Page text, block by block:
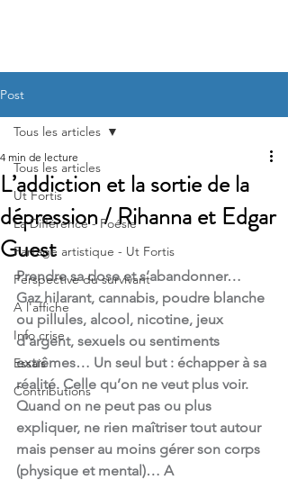
Post
Tous les articles
Ut Fortis
La Différence - Poésie
Partage artistique - Ut Fortis
Perspective du survivant
A l'affiche
Info crise
Essais
Contributions
Tous les articles
L’addiction et la sortie de la
dépression / Rihanna et Edgar
Guest
4 min de lecture
Prendre sa dose et s’abandonner…
Gaz hilarant, cannabis, poudre blanche
ou pillules, alcool, nicotine, jeux
d’argent, sexuels ou sentiments
extrêmes… Un seul but : échapper à sa
réalité. Celle qu’on ne veut plus voir.
Quand on ne peut pas ou plus
expliquer, ne rien maîtriser tout autour
mais penser au moins gérer son corps
(physique et mental)… A